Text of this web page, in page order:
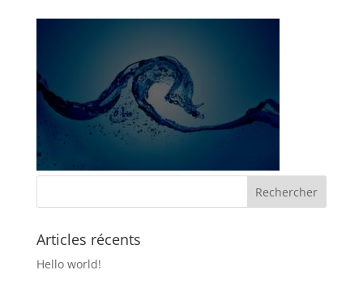
Articles récents
Hello world!